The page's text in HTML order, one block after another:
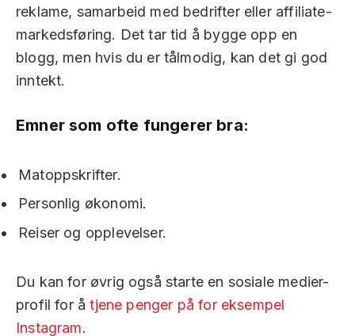
reklame, samarbeid med bedrifter eller affiliate-
markedsføring. Det tar tid å bygge opp en
blogg, men hvis du er tålmodig, kan det gi god
inntekt.
Emner som ofte fungerer bra:
Matoppskrifter.
Personlig økonomi.
Reiser og opplevelser.
Du kan for øvrig også starte en sosiale medier-
profil for åtjene penger på for eksempel
Instagram.